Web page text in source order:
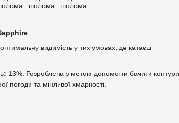
видимість у тих умовах, де катаєш
: 13%. Розроблена з метою допомогти бачити контури,
погоди та мінливої хмарності.